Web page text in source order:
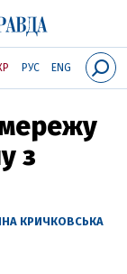
РУС ENG
з
КРИЧКОВСЬКА